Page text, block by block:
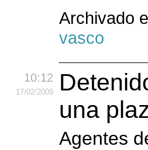
Archivado
vasco
10:12
17/02/2009
una
Agentes